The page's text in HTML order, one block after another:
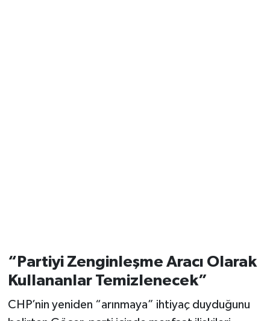
“Partiyi Zenginleşme Aracı Olarak
Kullananlar Temizlenecek”
CHP’nin yeniden “arınmaya” ihtiyaç duyduğunu